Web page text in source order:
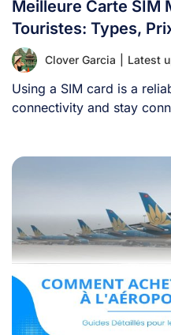
Meilleure Carte SIM
Touristes: Types,
Clover Garcia Latest
Using a SIM card is a
connectivity and stay